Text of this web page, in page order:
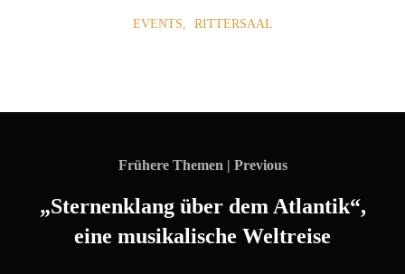
EVENTS RITTERSAAL
PreviousPrevious
„Sternenklang über dem Atlantik“,
eine musikalische Weltreise